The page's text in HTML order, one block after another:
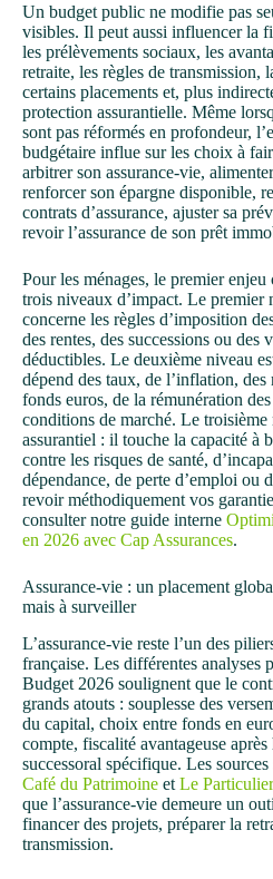
Un budget public ne modifie pas
visibles. Il peut aussi influencer la
les prélèvements sociaux, les
retraite, les règles de transmission,
certains placements et, plus
protection assurantielle. Même
sont pas réformés en profondeur,
budgétaire influe sur les choix à
arbitrer son assurance-vie,
renforcer son épargne disponible,
contrats d’assurance, ajuster sa
revoir l’assurance de son prêt
Pour les ménages, le premier
trois niveaux d’impact. Le premier
concerne les règles d’imposition
des rentes, des successions ou des
déductibles. Le deuxième niveau
dépend des taux, de l’inflation, des
fonds euros, de la rémunération
conditions de marché. Le troisième
assurantiel : il touche la capacité à
contre les risques de santé,
dépendance, de perte d’emploi ou
revoir méthodiquement vos
consulter notre guide interne
en 2026 avec Cap Assurances.
Assurance-vie : un placement
mais à surveiller
L’assurance-vie reste l’un des
française. Les différentes analyses
Budget 2026 soulignent que le
grands atouts : souplesse des
du capital, choix entre fonds en
compte, fiscalité avantageuse
successoral spécifique. Les
Café du Patrimoine et Le Particulier
que l’assurance-vie demeure un
financer des projets, préparer la
transmission.